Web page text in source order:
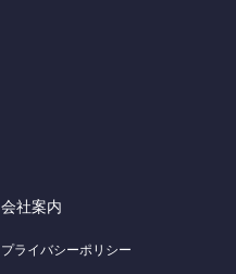
会社案内
プライバシーポリシー